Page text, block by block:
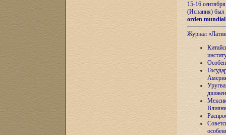
15-16
(Испания) был
orden
Журнал